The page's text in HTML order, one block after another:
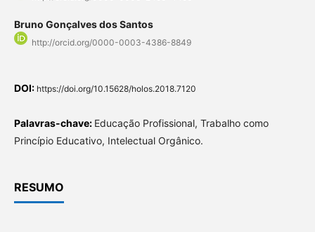
Bruno Gonçalves dos Santos
http://orcid.org/0000-0003-4386-8849
DOI: https://doi.org/10.15628/holos.2018.7120
Palavras-chave: Educação Profissional, Trabalho como
Princípio Educativo, Intelectual Orgânico.
RESUMO